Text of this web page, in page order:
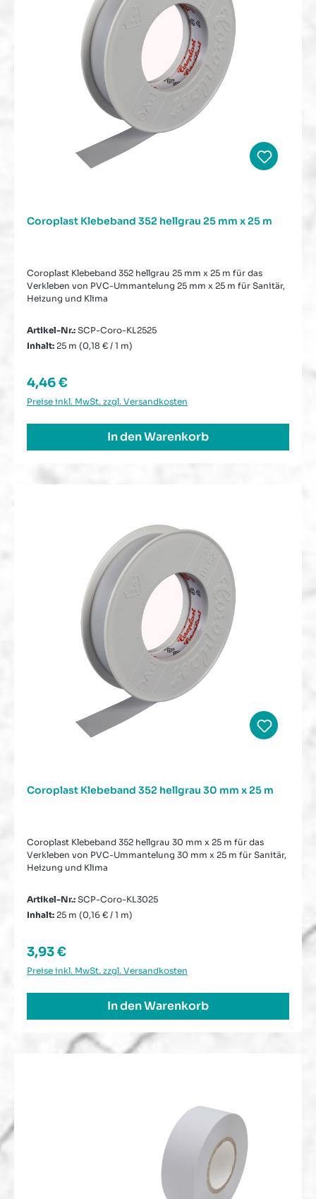
Coroplast Klebeband 352 hellgrau 25 mm x 25 m
Coroplast Klebeband 352 hellgrau 25 mm x 25 m für das
Verkleben von PVC-Ummantelung 25 mm x 25 m für Sanitär,
Heizung und Klima
Artikel-Nr.: SCP-Coro-KL2525
Inhalt: 25 m (0,18 € / 1 m)
Regulärer Preis:
4,46 €
Preise inkl. MwSt. zzgl. Versandkosten
In den Warenkorb
Coroplast Klebeband 352 hellgrau 30 mm x 25 m
Coroplast Klebeband 352 hellgrau 30 mm x 25 m für das
Verkleben von PVC-Ummantelung 30 mm x 25 m für Sanitär,
Heizung und Klima
Artikel-Nr.: SCP-Coro-KL3025
Inhalt: 25 m (0,16 € / 1 m)
Regulärer Preis:
3,93 €
Preise inkl. MwSt. zzgl. Versandkosten
In den Warenkorb